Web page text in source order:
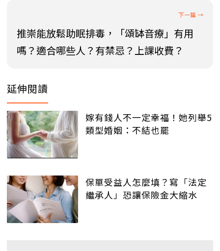
推崇能放鬆助眠排毒，「頌缽音療」有用
嗎？適合哪些人？有禁忌？上課收費？
延伸閱讀
嫁有錢人不一定幸福！她列舉5
類型婚姻：不結也罷
保單受益人怎麼填？寫「法定
繼承人」恐讓保險金大縮水